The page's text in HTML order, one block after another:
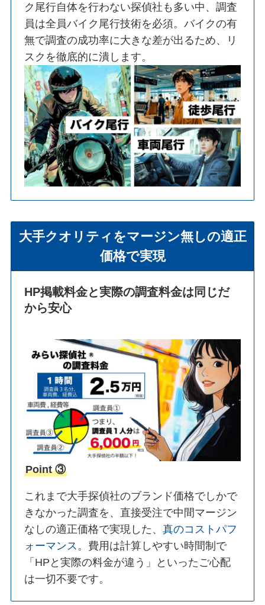
ク尾行自体を行わない探偵社も多い中、調査
員は全員バイク尾行技術を必須。バイクの有
無で調査の成功率に大きな差が出るため、リ
スクを徹底的に潰します。
大手クオリティをマージン無しの適正
価格で実現
HP掲載料金と実際の調査料金は同じだ
から安心
Point ③
これまで大手探偵社のブランド価格でしかで
きなかった調査を、直接受注で中間マージン
なしの適正価格で実現した、真のコストパフ
ォーマンス。費用は計算しやすい時間制で
「HPと実際の料金が違う」といったご心配
は一切不要です。